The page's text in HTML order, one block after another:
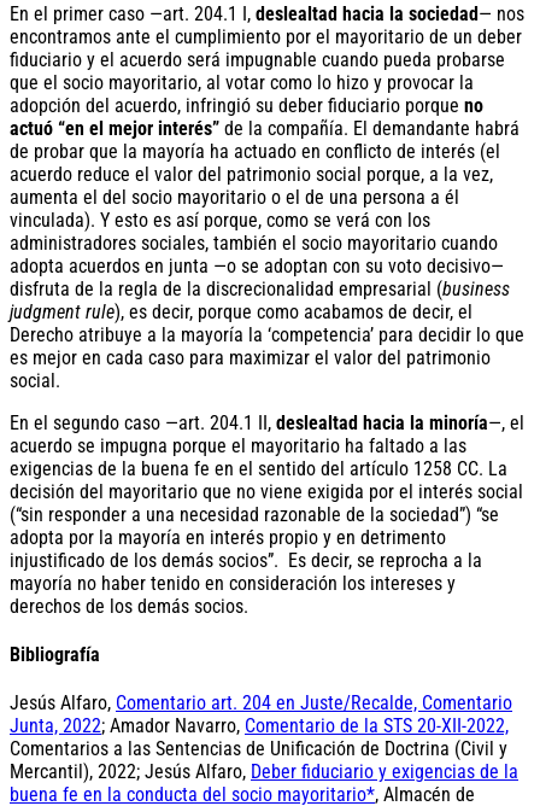
En el primer caso —art. 204.1 I, deslealtad hacia la sociedad— nos
encontramos ante el cumplimiento por el mayoritario de un deber
fiduciario y el acuerdo será impugnable cuando pueda probarse
que el socio mayoritario, al votar como lo hizo y provocar la
adopción del acuerdo, infringió su deber fiduciario porque no
actuó “en el mejor interés” de la compañía. El demandante habrá
de probar que la mayoría ha actuado en conflicto de interés (el
acuerdo reduce el valor del patrimonio social porque, a la vez,
aumenta el del socio mayoritario o el de una persona a él
vinculada). Y esto es así porque, como se verá con los
administradores sociales, también el socio mayoritario cuando
adopta acuerdos en junta —o se adoptan con su voto decisivo—
disfruta de la regla de la discrecionalidad empresarial (business
judgment rule), es decir, porque como acabamos de decir, el
Derecho atribuye a la mayoría la ‘competencia’ para decidir lo que
es mejor en cada caso para maximizar el valor del patrimonio
social.
En el segundo caso —art. 204.1 II, deslealtad hacia la minoría—, el
acuerdo se impugna porque el mayoritario ha faltado a las
exigencias de la buena fe en el sentido del artículo 1258 CC. La
decisión del mayoritario que no viene exigida por el interés social
(“sin responder a una necesidad razonable de la sociedad”) “se
adopta por la mayoría en interés propio y en detrimento
injustificado de los demás socios”. Es decir, se reprocha a la
mayoría no haber tenido en consideración los intereses y
derechos de los demás socios.
Bibliografía
Jesús Alfaro, Comentario art. 204 en Juste/Recalde, Comentario
Junta, 2022; Amador Navarro, Comentario de la STS 20-XII-2022,
Comentarios a las Sentencias de Unificación de Doctrina (Civil y
Mercantil), 2022; Jesús Alfaro, Deber fiduciario y exigencias de la
buena fe en la conducta del socio mayoritario*, Almacén de